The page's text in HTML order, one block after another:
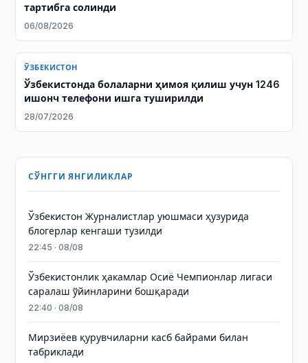
тартибга солинди
06/08/2026
ЎЗБЕКИСТОН
Ўзбекистонда болаларни ҳимоя қилиш учун 1246
ишонч телефони ишга туширилди
28/07/2026
СЎНГГИ ЯНГИЛИКЛАР
Ўзбекистон Журналистлар уюшмаси ҳузурида
блогерлар кенгаши тузилди
22:45 · 08/08
Ўзбекистонлик ҳакамлар Осиё Чемпионлар лигаси
саралаш ўйинларини бошқаради
22:40 · 08/08
Мирзиёев қурувчиларни касб байрами билан
табриклади